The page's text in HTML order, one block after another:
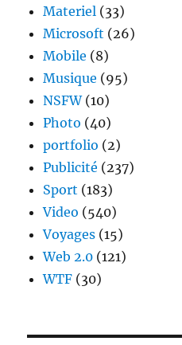
Materiel (33)
Microsoft (26)
Mobile (8)
Musique (95)
NSFW(10)
Photo (40)
portfolio (2)
Publicité (237)
Sport (183)
Video (540)
Voyages (15)
Web 2.0 (121)
WTF (30)